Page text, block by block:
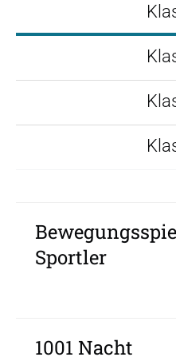
Sportler
1001 Nacht